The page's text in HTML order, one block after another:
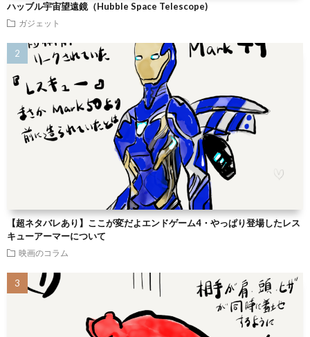
ハッブル宇宙望遠鏡（Hubble Space Telescope)
ガジェット
【超ネタバレあり】ここが変だよエンドゲーム4・やっぱり登場したレス
キューアーマーについて
映画のコラム